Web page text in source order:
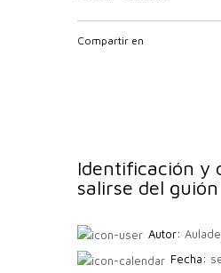
Compartir en
Identificación y
salirse del guión
Autor:
Fecha: